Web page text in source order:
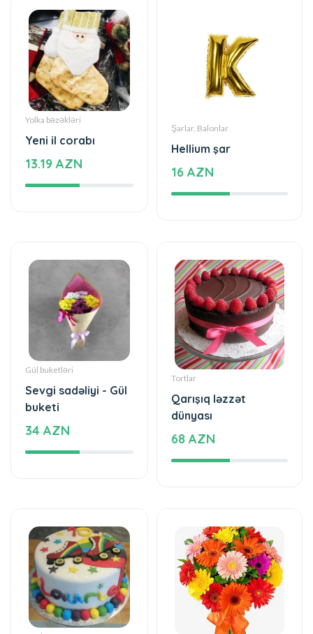
Yolka bəzəkləri
Yeni il corabı
13.19 AZN
Şarlar, Balonlar
Hellium şar
Gül buketləri
Sevgi sadəliyi - Gül
buketi
34 AZN
Tortlar
Qarışıq ləzzət
dünyası
68 AZN
Tortlar
Sevgi ilə tortu
73 AZN
Gül buketləri
Sevgi gülləri - Gül